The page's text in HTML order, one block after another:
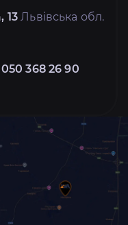
13 Львівська обл.
050 368 26 90